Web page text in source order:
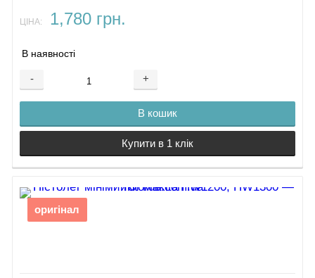
ЦІНА: 1,780 грн.
В наявності
- +
В кошик
Купити в 1 клік
оригінал